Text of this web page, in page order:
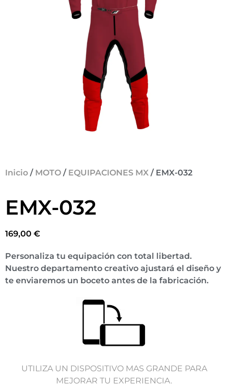
Inicio / MOTO / EQUIPACIONES MX / EMX-032
EMX-032
169,00 €
Personaliza tu equipación con total libertad.
Nuestro departamento creativo ajustará el diseño y
te enviaremos un boceto antes de la fabricación.
UTILIZA UN DISPOSITIVO MAS GRANDE PARA
MEJORAR TU EXPERIENCIA.